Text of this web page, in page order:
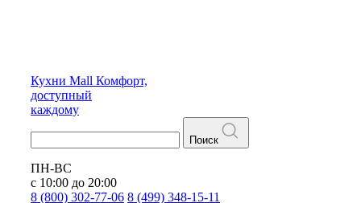
Кухни Mall Комфорт,
доступный
каждому
Поиск
ПН-ВС
с 10:00 до 20:00
8 (800) 302-77-06 8 (499) 348-15-11